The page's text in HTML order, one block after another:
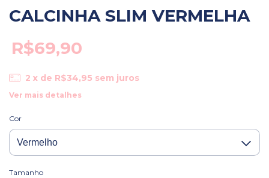
CALCINHA SLIM VERMELHA
R$69,90
2 x de R$34,95 sem juros
Ver mais detalhes
Cor
Tamanho